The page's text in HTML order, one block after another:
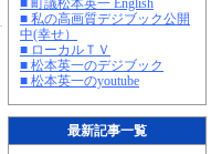
■ 私の高画質デジブック公開
中(幸せ）
■ ローカルＴＶ
■ 松本英一のデジブック
■ 松本英一のyoutube
最新記事一覧